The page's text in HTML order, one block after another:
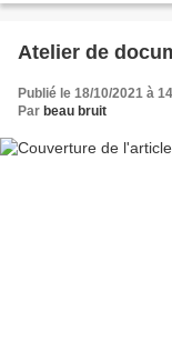
Atelier de
Publié le 18/10/2021 à
Par beau bruit